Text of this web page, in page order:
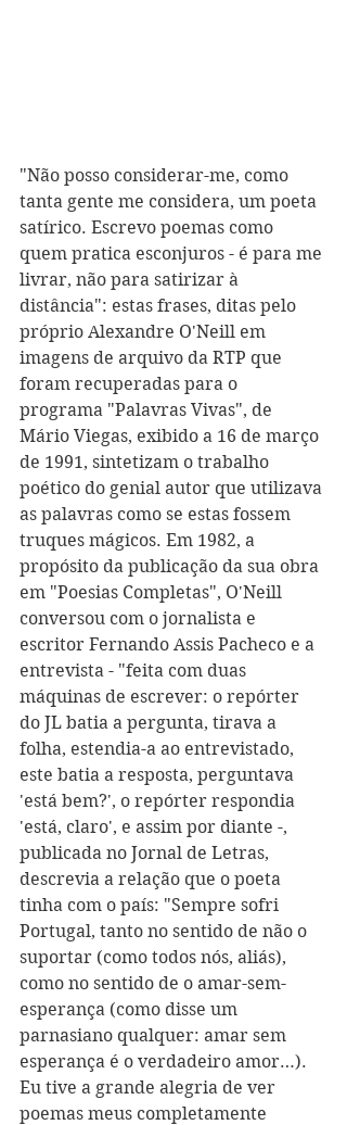
"Não posso considerar-me, como
tanta gente me considera, um poeta
satírico. Escrevo poemas como
quem pratica esconjuros - é para me
livrar, não para satirizar à
distância": estas frases, ditas pelo
próprio Alexandre O'Neill em
imagens de arquivo da RTP que
foram recuperadas para o
programa "Palavras Vivas", de
Mário Viegas, exibido a 16 de março
de 1991, sintetizam o trabalho
poético do genial autor que utilizava
as palavras como se estas fossem
truques mágicos. Em 1982, a
propósito da publicação da sua obra
em "Poesias Completas", O'Neill
conversou com o jornalista e
escritor Fernando Assis Pacheco e a
entrevista - "feita com duas
máquinas de escrever: o repórter
do JL batia a pergunta, tirava a
folha, estendia-a ao entrevistado,
este batia a resposta, perguntava
'está bem?', o repórter respondia
'está, claro', e assim por diante -,
publicada no Jornal de Letras,
descrevia a relação que o poeta
tinha com o país: "Sempre sofri
Portugal, tanto no sentido de não o
suportar (como todos nós, aliás),
como no sentido de o amar-sem-
esperança (como disse um
parnasiano qualquer: amar sem
esperança é o verdadeiro amor…).
Eu tive a grande alegria de ver
poemas meus completamente